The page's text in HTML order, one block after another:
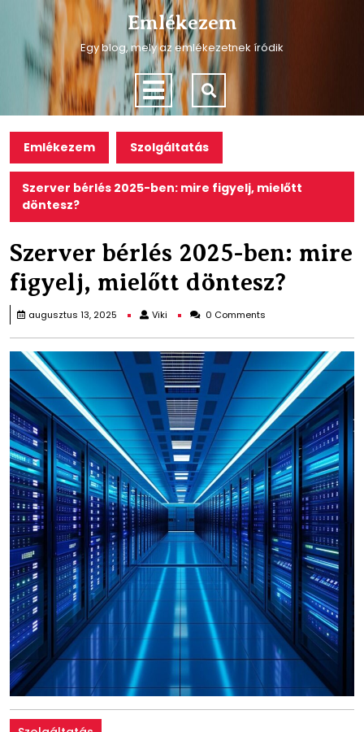
content
Emlékezem
Egy blog, mely az emlékezetnek íródik
Open
Menu
Emlékezem Szolgáltatás
Szerver bérlés 2025-ben: mire figyelj, mielőtt
döntesz?
Szerver bérlés 2025-ben: mire
figyelj, mielőtt döntesz?
augusztus 13, 2025 Viki Viki 0 Comments